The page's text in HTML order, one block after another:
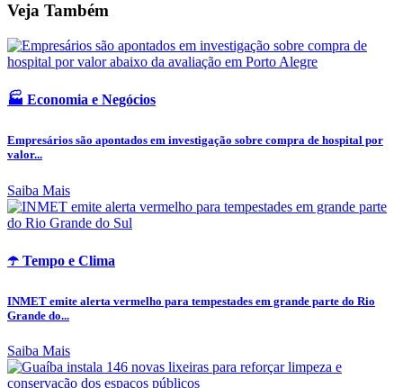
Veja Também
🏭 Economia e Negócios
Empresários são apontados em investigação sobre compra de hospital por
valor...
Saiba Mais
☂️ Tempo e Clima
INMET emite alerta vermelho para tempestades em grande parte do Rio
Grande do...
Saiba Mais